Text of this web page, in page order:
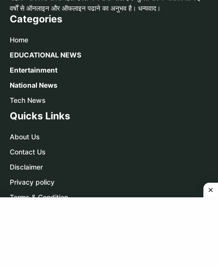
वर्षों से ऑनलाइन और ऑफलाइन पढाने का अनुभव है। धन्यवाद।
Categories
Home
EDUCATIONAL NEWS
Entertainment
National News
Tech News
Quicks Links
About Us
Contact Us
Disclaimer
Privacy policy
Terms & Condition